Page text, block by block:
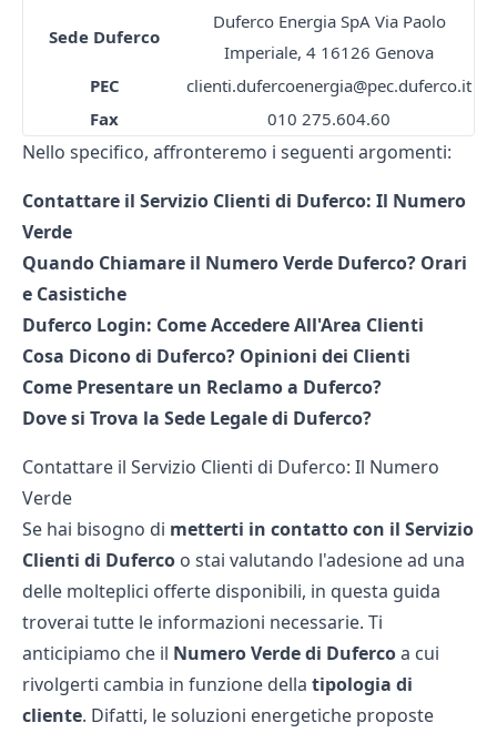
Sede Duferco
Duferco Energia SpA Via Paolo
Imperiale, 4 16126 Genova
PEC
clienti.dufercoenergia@pec.duferco.it
Fax
010 275.604.60
Nello specifico, affronteremo i seguenti argomenti:
Contattare il Servizio Clienti di Duferco: Il Numero
Verde
Quando Chiamare il Numero Verde Duferco? Orari
e Casistiche
Duferco Login: Come Accedere All'Area Clienti
Cosa Dicono di Duferco? Opinioni dei Clienti
Come Presentare un Reclamo a Duferco?
Dove si Trova la Sede Legale di Duferco?
Contattare il Servizio Clienti di Duferco: Il Numero
Verde
Se hai bisogno di metterti in contattocon il Servizio
Clienti di Duferco o stai valutando l'adesione ad una
delle molteplici offerte disponibili, in questa guida
troverai tutte le informazioni necessarie. Ti
anticipiamo che il NumeroVerdedi Dufercoa cui
rivolgerti cambia in funzione della tipologia di
cliente. Difatti, le soluzioni energetiche proposte